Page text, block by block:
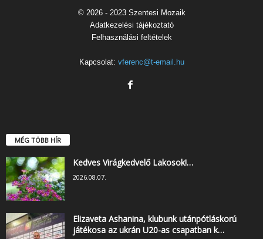
© 2026 - 2023 Szentesi Mozaik
Adatkezelési tájékoztató
Felhasználási feltételek
Kapcsolat: vferenc@t-email.hu
MÉG TÖBB HÍR
Kedves Virágkedvelő Lakosok!…
2026.08.07.
Elizaveta Ashanina, klubunk utánpótláskorú
játékosa az ukrán U20-as csapatban k…